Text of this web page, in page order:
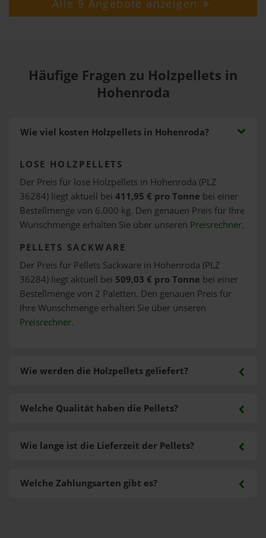
Alle 9 Angebote anzeigen
Häufige Fragen zu Holzpellets in
Hohenroda
Wie viel kosten Holzpellets in Hohenroda?
LOSE HOLZPELLETS
Der Preis für lose Holzpellets in Hohenroda (PLZ
36284) liegt aktuell bei 411,95 € pro Tonne bei einer
Bestellmenge von 6.000 kg. Den genauen Preis für Ihre
Wunschmenge erhalten Sie über unseren Preisrechner.
PELLETS SACKWARE
Der Preis für Pellets Sackware in Hohenroda (PLZ
36284) liegt aktuell bei 509,03 € pro Tonne bei einer
Bestellmenge von 2 Paletten. Den genauen Preis für
Ihre Wunschmenge erhalten Sie über unseren
Preisrechner.
Wie werden die Holzpellets geliefert?
Welche Zahlungsarten gibt es?
Welche Qualität haben die Pellets?
Wie lange ist die Lieferzeit der Pellets?